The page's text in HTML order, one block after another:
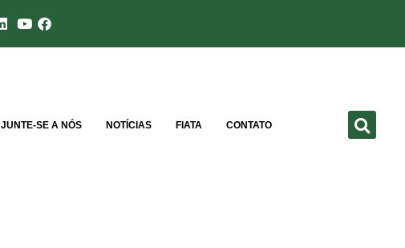
JUNTE-SE A NÓS NOTÍCIAS FIATA CONTATO